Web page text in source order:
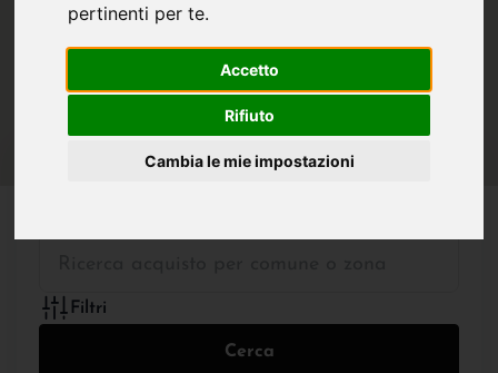
pertinenti per te.
Accetto
Rifiuto
Cambia le mie impostazioni
Filtri
Cerca